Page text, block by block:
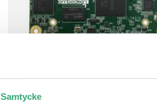
Samtycke
Embedian continues to optimize and